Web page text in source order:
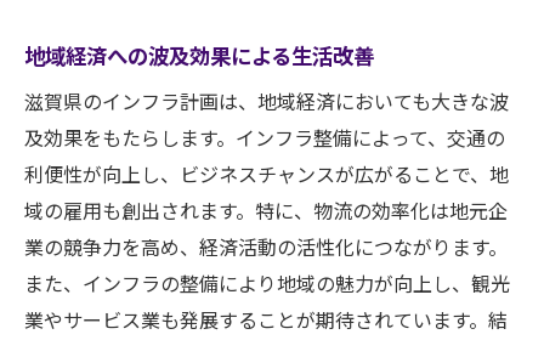
地域経済への波及効果による生活改善
滋賀県のインフラ計画は、地域経済においても大きな波
及効果をもたらします。インフラ整備によって、交通の
利便性が向上し、ビジネスチャンスが広がることで、地
域の雇用も創出されます。特に、物流の効率化は地元企
業の競争力を高め、経済活動の活性化につながります。
また、インフラの整備により地域の魅力が向上し、観光
業やサービス業も発展することが期待されています。結